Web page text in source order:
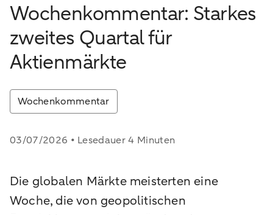
Wochenkommentar: Starkes
zweites Quartal für
Aktienmärkte
Wochenkommentar
03/07/2026 • Lesedauer 4 Minuten
Die globalen Märkte meisterten eine
Woche, die von geopolitischen